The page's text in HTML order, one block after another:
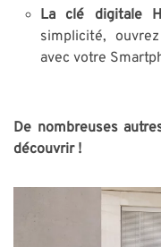
La clé digitale
simplicité,
avec votre
De nombreuses
découvrir !